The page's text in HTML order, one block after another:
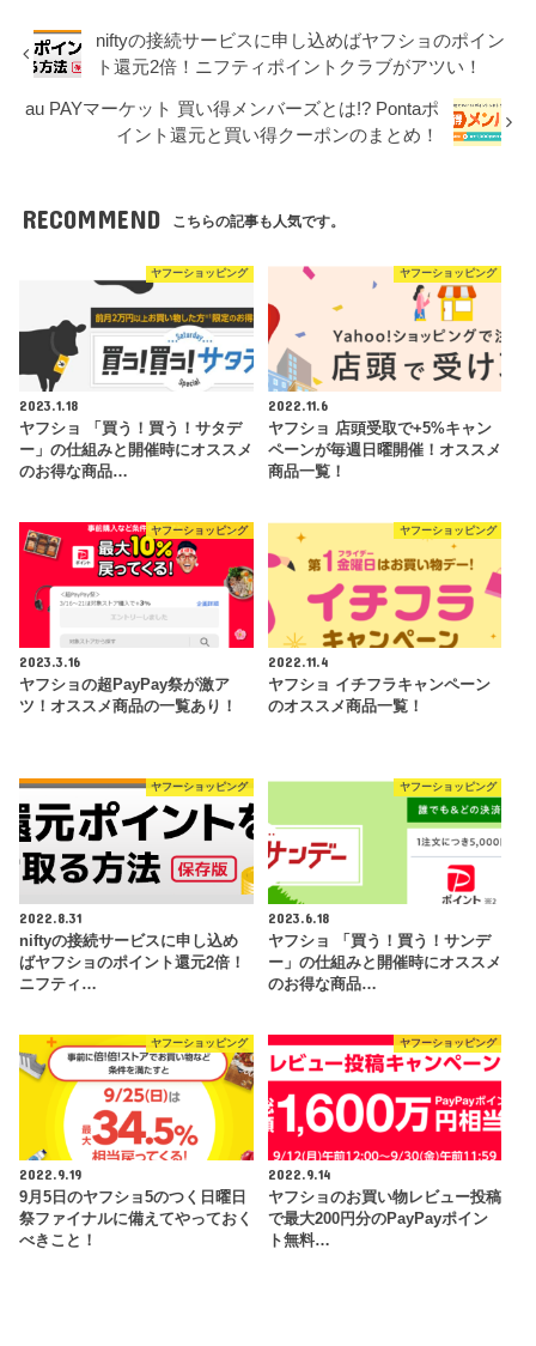
niftyの接続サービスに申し込めばヤフショのポイン
ト還元2倍！ニフティポイントクラブがアツい！
au PAYマーケット 買い得メンバーズとは!? Pontaポ
イント還元と買い得クーポンのまとめ！
RECOMMEND こちらの記事も人気です。
ヤフーショッピング
2023.1.18
ヤフショ 「買う！買う！サタデ
ー」の仕組みと開催時にオススメ
のお得な商品…
ヤフーショッピング
2022.11.6
ヤフショ 店頭受取で+5%キャン
ペーンが毎週日曜開催！オススメ
商品一覧！
ヤフーショッピング
2023.3.16
ヤフショの超PayPay祭が激ア
ツ！オススメ商品の一覧あり！
ヤフーショッピング
2022.11.4
ヤフショ イチフラキャンペーン
のオススメ商品一覧！
ヤフーショッピング
2022.8.31
niftyの接続サービスに申し込め
ばヤフショのポイント還元2倍！
ニフティ…
ヤフーショッピング
2023.6.18
ヤフショ 「買う！買う！サンデ
ー」の仕組みと開催時にオススメ
のお得な商品…
ヤフーショッピング
2022.9.19
9月5日のヤフショ5のつく日曜日
祭ファイナルに備えてやっておく
べきこと！
ヤフーショッピング
2022.9.14
ヤフショのお買い物レビュー投稿
で最大200円分のPayPayポイン
ト無料…